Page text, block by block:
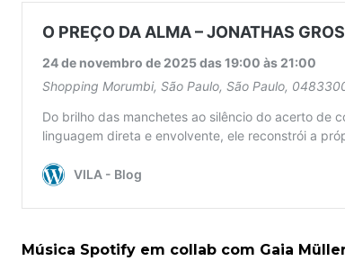
Música Spotify em collab com Gaia